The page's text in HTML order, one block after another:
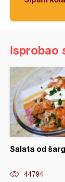
Isprobao
Salata od
44794